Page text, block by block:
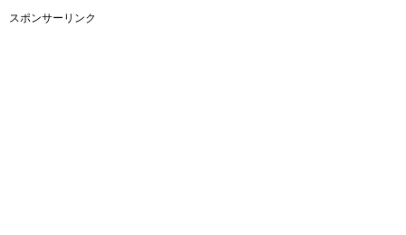
スポンサーリンク